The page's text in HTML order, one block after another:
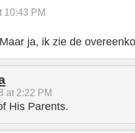
10:43 PM
ja, ik zie de
at 2:22 PM
His Parents.